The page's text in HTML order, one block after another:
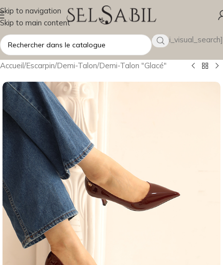
Skip to navigation
Skip to main content
[wsbi_visual_search]
Accueil/Escarpin/Demi-Talon/Demi-Talon "Glacé"